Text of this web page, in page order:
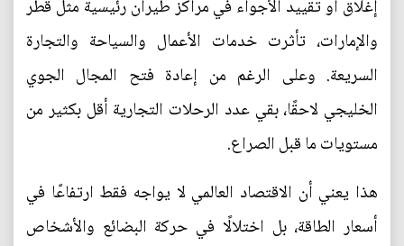
إغلاق أو تقييد الأجواء في مراكز طيران رئيسية مثل قطر
والإمارات، تأثرت خدمات الأعمال والسياحة والتجارة
السريعة. وعلى الرغم من إعادة فتح المجال الجوي
الخليجي لاحقًا، بقي عدد الرحلات التجارية أقل بكثير من
مستويات ما قبل الصراع.
هذا يعني أن الاقتصاد العالمي لا يواجه فقط ارتفاعًا في
أسعار الطاقة، بل اختلالًا في حركة البضائع والأشخاص